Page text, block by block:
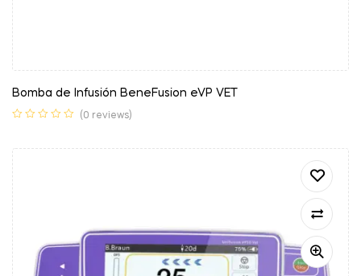
Bomba de Infusión BeneFusion eVP VET
(0 reviews)